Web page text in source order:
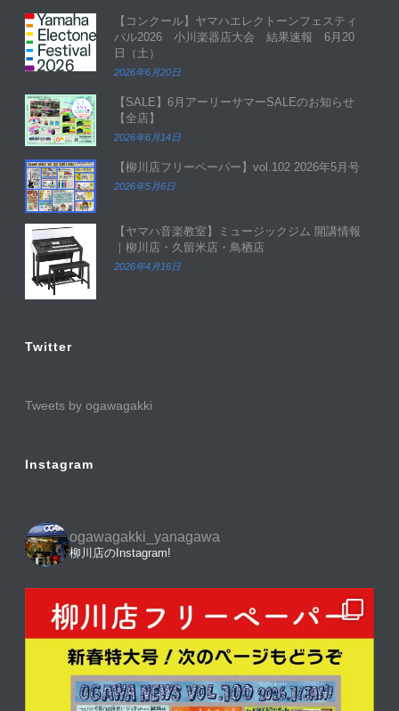
【コンクール】ヤマハエレクトーンフェスティ
バル2026 小川楽器店大会 結果速報 6月20
日（土）
2026年6月20日
【SALE】6月アーリーサマーSALEのお知らせ
【全店】
2026年6月14日
【柳川店フリーペーパー】vol.102 2026年5月号
2026年5月6日
【ヤマハ音楽教室】ミュージックジム 開講情報
｜柳川店・久留米店・鳥栖店
2026年4月16日
Twitter
Tweets by ogawagakki
Instagram
ogawagakki_yanagawa
柳川店のInstagram!